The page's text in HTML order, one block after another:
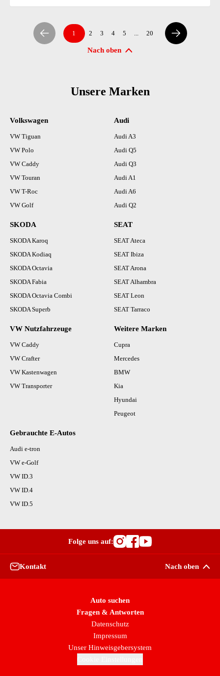
Nach oben
1 2 3 4 5 20
Unsere Marken
Volkswagen
VW Tiguan
VW Polo
VW Caddy
VW Touran
VW T-Roc
VW Golf
Audi
Audi A3
Audi Q5
Audi Q3
Audi A1
Audi A6
Audi Q2
SKODA
SKODA Karoq
SKODA Kodiaq
SKODA Octavia
SKODA Fabia
SKODA Octavia Combi
SKODA Superb
SEAT
SEAT Ateca
SEAT Ibiza
SEAT Arona
SEAT Alhambra
SEAT Leon
SEAT Tarraco
VW Nutzfahrzeuge
VW Caddy
VW Crafter
VW Kastenwagen
VW Transporter
Weitere Marken
Cupra
Mercedes
BMW
Kia
Hyundai
Peugeot
Gebrauchte E-Autos
Audi e-tron
VW e-Golf
VW ID.3
VW ID.4
VW ID.5
Folge uns auf:
Besuche
Besuche
Besuche
Kontakt Nach oben
Auto suchen
Fragen & Antworten
Datenschutz
Impressum
Unser Hinweisgebersystem